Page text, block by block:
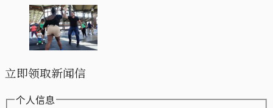
立即领取新闻信
个人信息